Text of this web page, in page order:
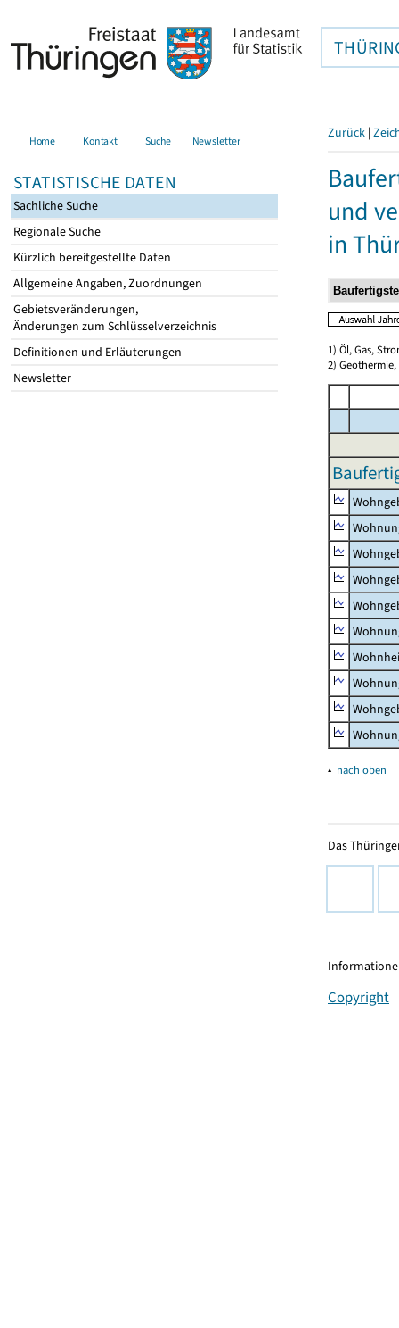
Home Kontakt Suche Newsletter
STATISTISCHE DATEN
Sachliche Suche
Regionale Suche
Kürzlich bereitgestellte Daten
Allgemeine Angaben, Zuordnungen
Gebietsveränderungen,
Änderungen zum Schlüsselverzeichnis
Definitionen und Erläuterungen
Newsletter
Zurück |
und
in
1) Öl, Gas,
2)
▴ nach oben
Das
Copyright